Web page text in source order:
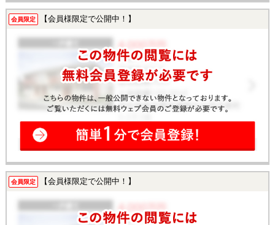
会員限定 【会員様限定で公開中！】
会員限定 【会員様限定で公開中！】